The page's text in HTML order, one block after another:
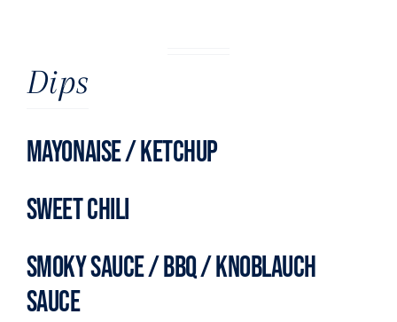
Dips
MAYONAISE / KETCHUP
SWEET CHILI
SMOKY SAUCE / BBQ / KNOBLAUCH
SAUCE